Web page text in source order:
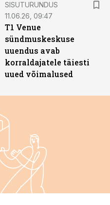
SISUTURUNDUS
11.06.26, 09:47
T1 Venue
sündmuskeskuse
uuendus avab
korraldajatele täiesti
uued võimalused